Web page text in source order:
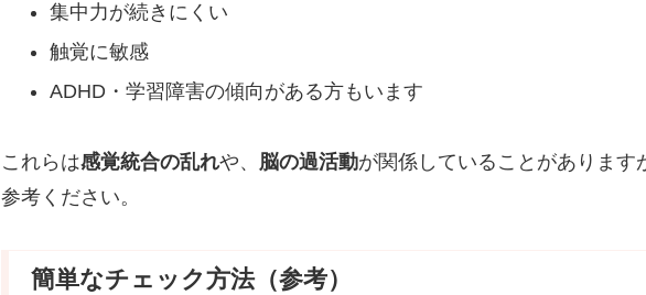
集中力が続きにくい
触覚に敏感
ADHD・学習障害の傾向がある方もいます
これらは感覚統合の乱れや、 脳の過活動が関係していることがあります
参考ください。
簡単なチェック方法（参考）